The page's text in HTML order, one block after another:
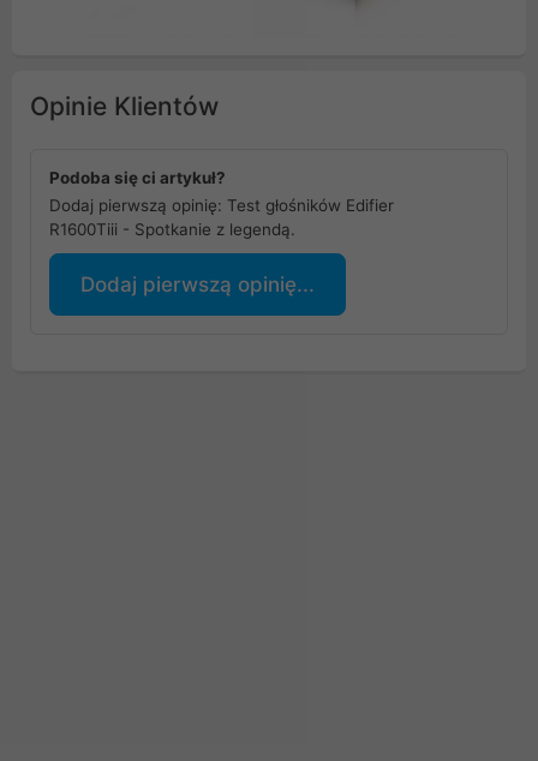
Opinie Klientów
Podoba się ci artykuł?
Dodaj pierwszą opinię: Test głośników Edifier
R1600Tiii - Spotkanie z legendą.
Dodaj pierwszą opinię...